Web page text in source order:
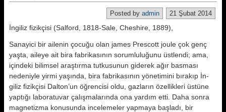
21 Şubat 2014
Posted by admin
İngiliz fizikçisi (Salford, 1818-Sale, Cheshire, 1889),
Sanayici bir ailenin çocuğu olan ja­mes Prescott joule çok genç
yaşta, ai­leye ait bira fabrikasının sorumlulu­ğunu üstlendi; ama,
içindeki bilimsel araştırma tutkusunun giderek ağır basması
nedeniyle yirmi yaşında, bi­ra fabrikasının yönetimini bırakıp İn­
giliz fizikçisi Dalton’un öğrencisi oldu, gazların özellikleri üstüne
yaptığı laboratuvar çalışmalarında ona yardım etti. Daha sonra
magnetizma konu­sunda incelemeler yapmaya başladı, bir